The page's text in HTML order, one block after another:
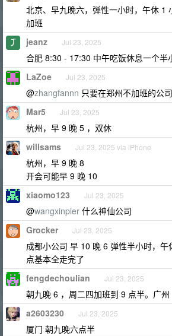
北京、早九晚六，弹性一小时，午休 1
加班
jeanz Jul 23, 2025
合肥 8:30 - 17:30 中午吃饭休息一个半
LaZoe Jul 23, 2025
@zhangfannn 只要在郑州不加班的公
Mar5 Jul 23, 2025
杭州，早 9 晚 5 ，双休
willsams Jul 23, 2025 via iPhone
杭州，早 9 晚 8
开会可能早 9 晚 10
xiaomo123 Jul 23, 2025
@wangxinpier 什么神仙公司
Grocker Jul 23, 2025
成都小公司 早 10 晚 6 弹性半小时，
点基本全走完了
fengdechoulian Jul 23, 2025
朝九晚 6 ，周二四加班到 9 点半。广州
a2603230 Jul 23, 2025
厦门 朝九晚六点半